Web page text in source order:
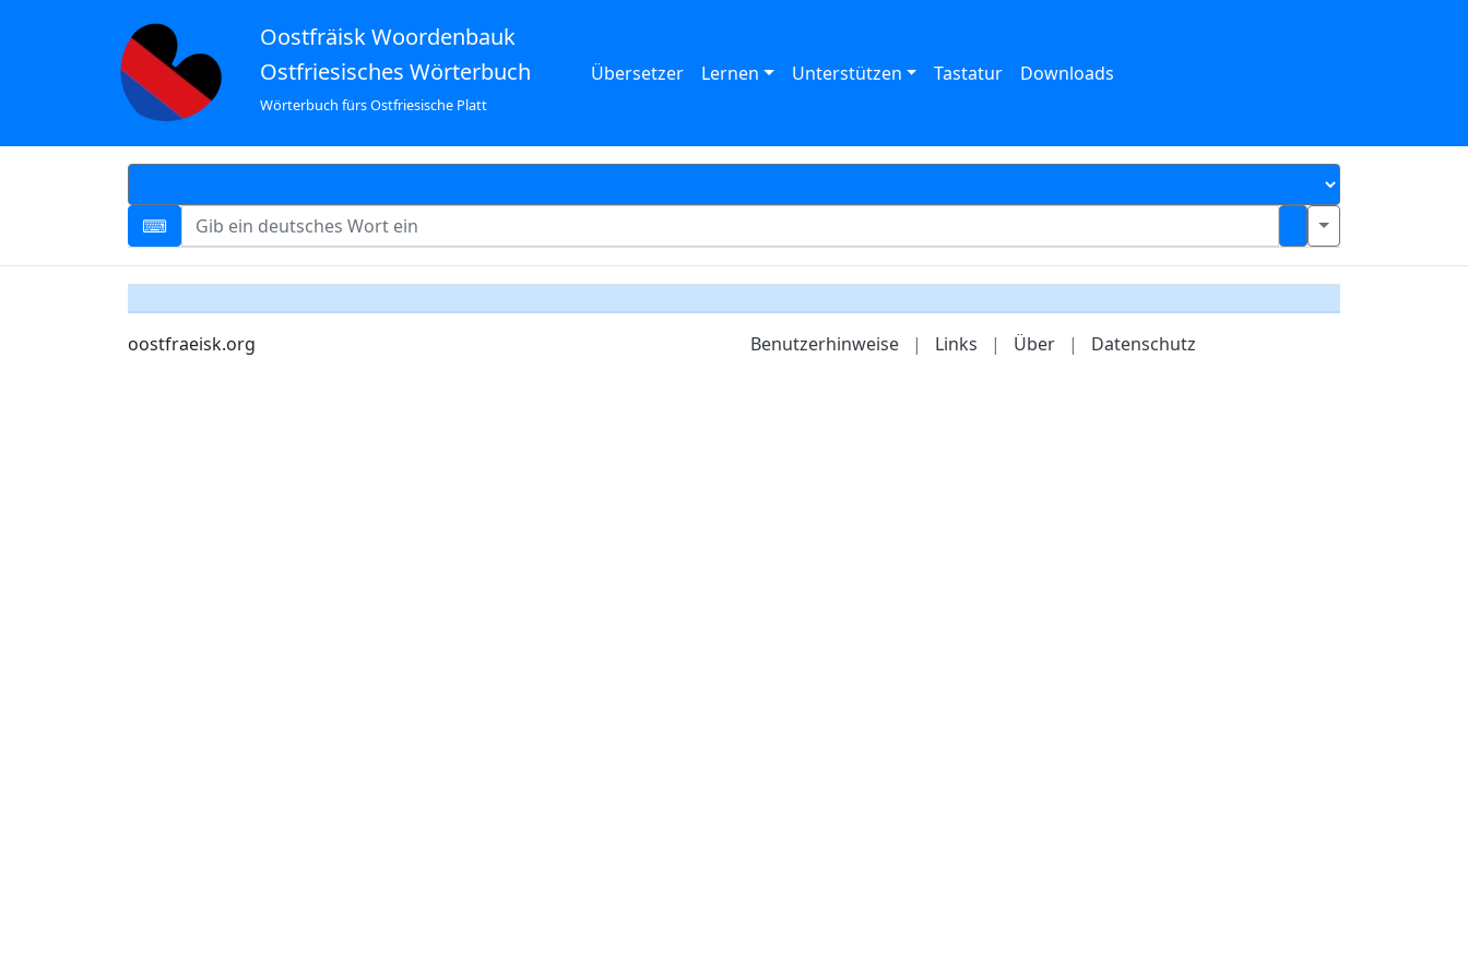
Oostfräisk Woordenbauk
Ostfriesisches Wörterbuch
Wörterbuch fürs Ostfriesische Platt
Übersetzer Lernen Unterstützen Tastatur Downloads
oostfraeisk.org Benutzerhinweise | Links | Über | Datenschutz